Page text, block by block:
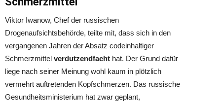
Viktor Iwanow, Chef der russischen
Drogenaufsichtsbehörde, teilte mit, dass sich in den
vergangenen Jahren der Absatz codeinhaltiger
Schmerzmittel verdutzendfacht hat. Der Grund dafür
liege nach seiner Meinung wohl kaum in plötzlich
vermehrt auftretenden Kopfschmerzen. Das russische
Gesundheitsministerium hat zwar geplant,